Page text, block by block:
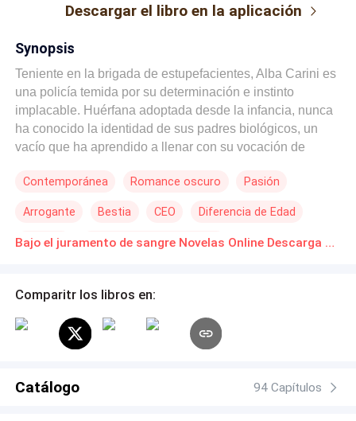
Descargar el libro en la aplicación
Synopsis
Teniente en la brigada de estupefacientes, Alba Carini es
una policía temida por su determinación e instinto
implacable. Huérfana adoptada desde la infancia, nunca
ha conocido la identidad de sus padres biológicos, un
vacío que ha aprendido a llenar con su vocación de
cartel europeo la lleva a una verdad que no estaba lista
Massimo Valente, el jefe de un poderoso imperio mafioso,
oculto tras una fachada de honorabilidad. Pero eso no es
prometido la mano de su hija, que nunca ha criado, a
peligroso de esta mafia rival. Un hombre acostumbrado a
dominar, a poseer... y a no perder nunca. Tomada entre
sus venas, Alba debe elegir: huir de este destino
Contemporánea Romance oscuro Pasión
Arrogante Bestia CEO Diferencia de Edad
Traición Matrimonio por Contrato Bajo el juramento de sangre Novelas Online Descarga gratuita de PDF
Comparitr los libros en:
Catálogo 94 Capítulos